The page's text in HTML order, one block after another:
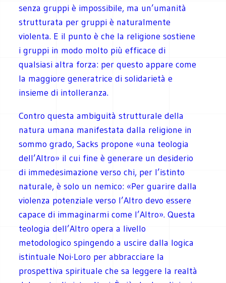
senza gruppi è impossibile, ma un’umanità
strutturata per gruppi è naturalmente
violenta. E il punto è che la religione sostiene
i gruppi in modo molto più efficace di
qualsiasi altra forza: per questo appare come
la maggiore generatrice di solidarietà e
insieme di intolleranza.
Contro questa ambiguità strutturale della
natura umana manifestata dalla religione in
sommo grado, Sacks propone «una teologia
dell’Altro» il cui fine è generare un desiderio
di immedesimazione verso chi, per l’istinto
naturale, è solo un nemico: «Per guarire dalla
violenza potenziale verso l’Altro devo essere
capace di immaginarmi come l’Altro». Questa
teologia dell’Altro opera a livello
metodologico spingendo a uscire dalla logica
istintuale Noi-Loro per abbracciare la
prospettiva spirituale che sa leggere la realtà